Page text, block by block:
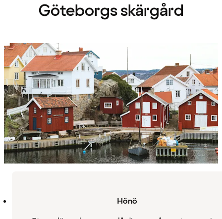
Göteborgs skärgård
Hönö